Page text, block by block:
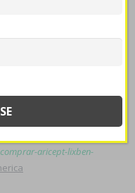
o clomid omifin
comprar-ventolin-
aricept-lixben-